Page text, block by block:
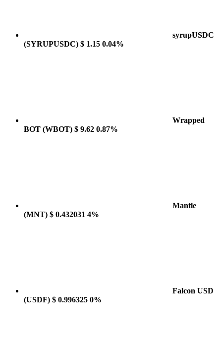
syrupUSDC
(SYRUPUSDC) $ 1.15 0.04%
Wrapped
BOT (WBOT) $ 9.62 0.87%
Mantle
(MNT) $ 0.432031 4%
Falcon USD
(USDF) $ 0.996325 0%